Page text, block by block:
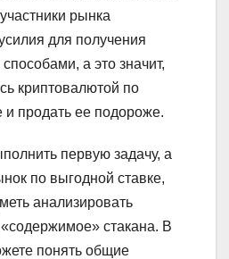
рынка
для получения
а это значит,
криптовалютой по
и продать ее подороже.
первую задачу, а
по выгодной ставке,
анализировать
стакана. В
понять общие